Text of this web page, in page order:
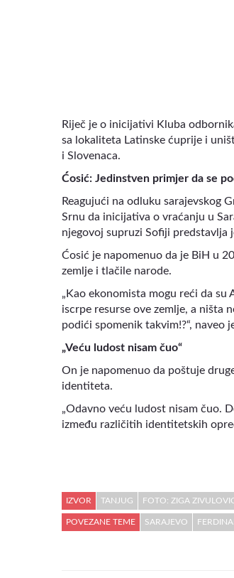
Riječ je o inicijativi Kluba
sa lokaliteta Latinske ćuprije i
i Slovenaca.
Ćosić: Jedinstven primjer da se
Reagujući na odluku sarajevskog
Srnu da inicijativa o vraćanju u
njegovoj supruzi Sofiji predstavlja
Ćosić je napomenuo da je BiH u
zemlje i tlačile narode.
„Kao ekonomista mogu reći da
iscrpe resurse ove zemlje, a ništa
podići spomenik takvim!?“, naveo
„Veću ludost nisam čuo“
On je napomenuo da poštuje
identiteta.
„Odavno veću ludost nisam čuo.
između različitih identitetskih
IZVOR TANJUG FOTO: ZIGA
POVEZANE TEME SARAJEVO